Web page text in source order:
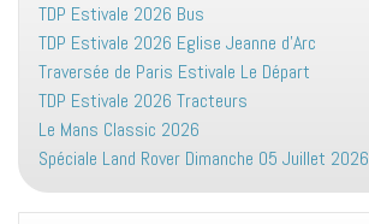
TDP Estivale 2026 Bus
TDP Estivale 2026 Eglise Jeanne d’Arc
Traversée de Paris Estivale Le Départ
TDP Estivale 2026 Tracteurs
Le Mans Classic 2026
Spéciale Land Rover Dimanche 05 Juillet 2026